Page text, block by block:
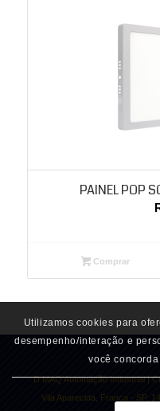
PAINEL POP
Comprar
D MAQ Automação Industrial |
Vila Aparecida, Franca - SP,
Utilizamos cookies para
desempenho/interação e
você